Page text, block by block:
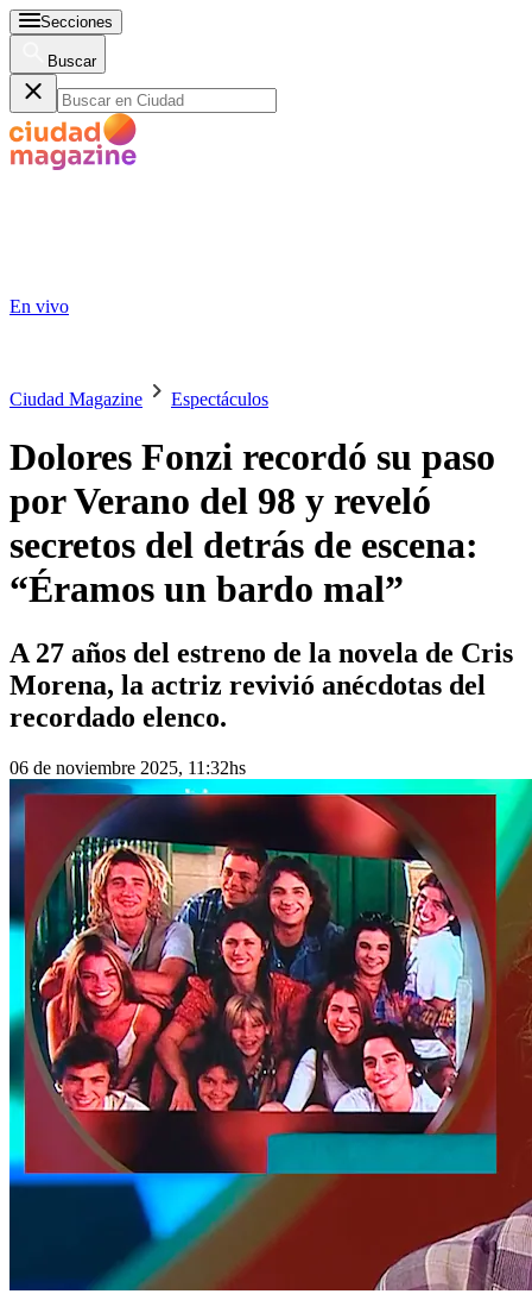
Secciones
Buscar
En vivo
Ciudad Magazine Espectáculos
Dolores Fonzi recordó su paso
por Verano del 98 y reveló
secretos del detrás de escena:
“Éramos un bardo mal”
A 27 años del estreno de la novela de Cris
Morena, la actriz revivió anécdotas del
recordado elenco.
06 de noviembre 2025, 11:32hs